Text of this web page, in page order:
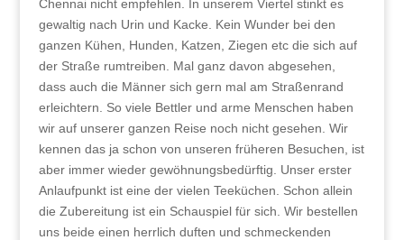
Chennai nicht empfehlen. In unserem Viertel stinkt es
gewaltig nach Urin und Kacke. Kein Wunder bei den
ganzen Kühen, Hunden, Katzen, Ziegen etc die sich auf
der Straße rumtreiben. Mal ganz davon abgesehen,
dass auch die Männer sich gern mal am Straßenrand
erleichtern. So viele Bettler und arme Menschen haben
wir auf unserer ganzen Reise noch nicht gesehen. Wir
kennen das ja schon von unseren früheren Besuchen, ist
aber immer wieder gewöhnungsbedürftig. Unser erster
Anlaufpunkt ist eine der vielen Teeküchen. Schon allein
die Zubereitung ist ein Schauspiel für sich. Wir bestellen
uns beide einen herrlich duften und schmeckenden